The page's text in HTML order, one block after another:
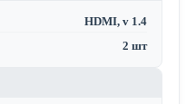
HDMI, v 1.4
2 шт